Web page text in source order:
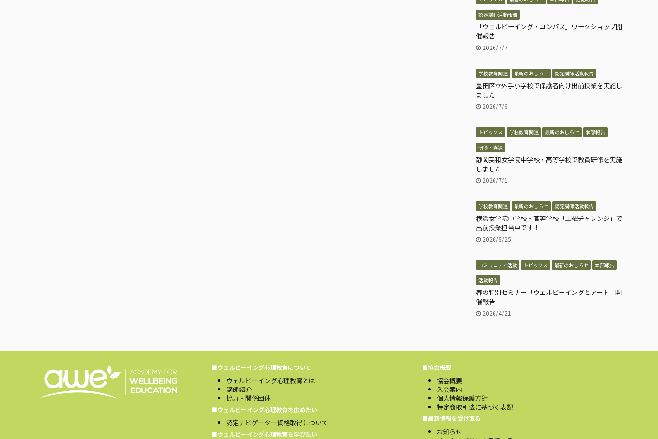
認定講師活動報告
「ウェルビーイング・コンパス」ワークショップ開
催報告
2026/7/7
学校教育関連 最新のおしらせ 認定講師活動報告
墨田区立外手小学校で保護者向け出前授業を実施し
ました
2026/7/6
トピックス 学校教育関連 最新のおしらせ 本部報告
研修・講演
静岡英和女学院中学校・高等学校で教員研修を実施
しました
2026/7/1
学校教育関連 最新のおしらせ 認定講師活動報告
横浜女学院中学校・高等学校「土曜チャレンジ」で
出前授業担当中です！
2026/6/25
コミュニティ活動 トピックス 最新のおしらせ 本部報告
活動報告
春の特別セミナー「ウェルビーイングとアート」開
催報告
2026/4/21
■ウェルビーイング心理教育について
ウェルビーイング心理教育とは
講師紹介
協力・関係団体
■ウェルビーイング心理教育を広めたい
認定ナビゲーター資格取得について
■ウェルビーイング心理教育を学びたい
■協会概要
協会概要
入会案内
個人情報保護方針
特定商取引法に基づく表記
■最新情報を受け取る
お知らせ